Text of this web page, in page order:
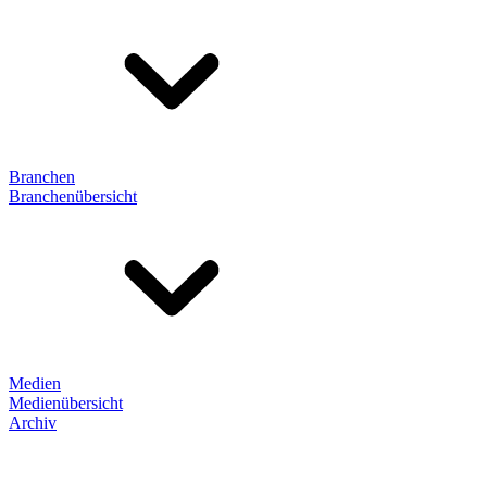
Branchen
Branchenübersicht
Medien
Medienübersicht
Archiv